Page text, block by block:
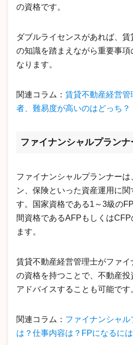
の資格です。
ダブルライセンスがあれば、
の知識を踏まえながら重要事
なります。
関連コラム： 賃貸不動産経営
者、難易度が高いのはどっち？
ファイナンシャルプランナ
ファイナンシャルプランナー
ン、保険といった資産運用に関
す。国家資格である1～3級の
間資格であるAFPもしくは
ます。
賃貸不動産経営管理士がファ
の資格を持つことで、不動産
アドバイスすることも可能です
関連コラム： ファイナンシャル
は？仕事内容は？FPになるには